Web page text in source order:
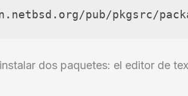
pub/pkgsrc/
dos paquetes: el editor de